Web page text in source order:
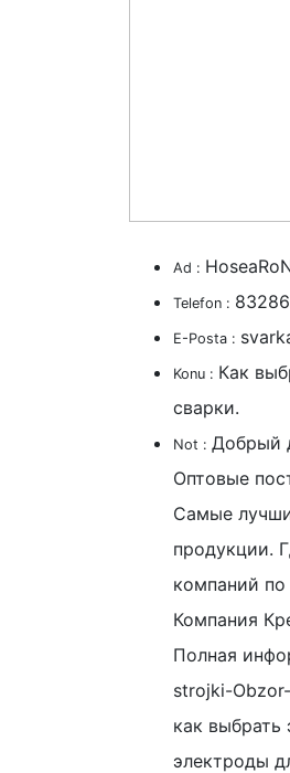
Ad :
Telefon :
E-Posta :
Konu : Как
сварки.
Not : Добрый
Оптовые
Самые
продукции.
компаний
Компания
Полная
strojki-
как выбрать
электроды